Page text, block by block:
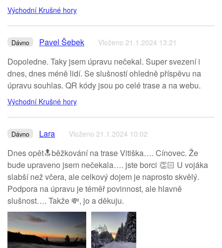
Východní Krušné hory
Dávno Pavel Šebek Vloženo 21.1.2024 13:21
Dopoledne. Taky jsem úpravu nečekal. Super svezení i
dnes, dnes méně lidí. Se slušností ohledně příspěvu na
úpravu souhlas. QR kódy jsou po celé trase a na webu.
Východní Krušné hory
Dávno Lara Vloženo 21.1.2024 10:02
Dnes opět🔝běžkování na trase Vitiška…. Cínovec. Že
bude upraveno jsem nečekala…. jste borci 👏🏻 U vojáka
slabší než včera, ale celkový dojem je naprosto skvělý.
Podpora na úpravu je téměř povinnost, ale hlavně
slušnost…. Takže 💸, jo a děkuju.